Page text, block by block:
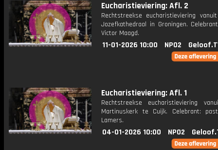
Eucharistieviering: Afl. 2
Rechtstreekse eucharistieviering
Jozefkathedraal in Groningen.
Victor Maagd.
11-01-2026 10:00 NPO2
Eucharistieviering: Afl. 1
Rechtstreekse eucharistieviering
Martinuskerk te Cuijk. Celebrant:
Lamers.
04-01-2026 10:00 NPO2